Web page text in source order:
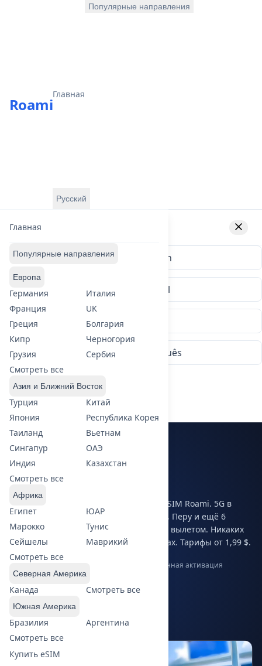
Roami
Главная
Популярные направления
Русский
Главная
Популярные направления
Европа
Германия
Италия
Франция
UK
Греция
Болгария
Кипр
Черногория
Грузия
Сербия
Смотреть все
Азия и Ближний Восток
Турция
Китай
Япония
Республика Корея
Таиланд
Вьетнам
Сингапур
ОАЭ
Индия
Казахстан
Смотреть все
Африка
Египет
ЮАР
Марокко
Тунис
Сейшелы
Маврикий
Смотреть все
Северная Америка
Канада Смотреть все
Южная Америка
Бразилия
Аргентина
Смотреть все
Купить eSIM
Выберите язык
English Deutsch
Italiano Español
Русский
Français Português
繁體中文
Главная›Южная Америка eSIM
Южная Америка eSIM
11 стран, покрытие 5G
Исследуйте Южную Америку с одной eSIM Roami. 5G в
Бразилии, Аргентине, Чили, Колумбии, Перу и ещё 6
странах. Мгновенная активация перед вылетом. Никаких
роуминговых сборов на любых границах. Тарифы от 1,99 $.
11 стран Мгновенная активация
Посмотреть тарифы
Попробовать бесплатную eSIM